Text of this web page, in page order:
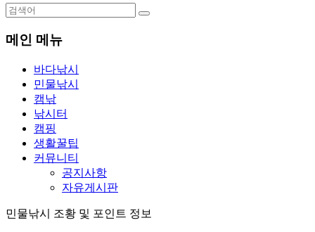
메인 메뉴
바다낚시
민물낚시
캠낚
낚시터
캠핑
생활꿀팁
커뮤니티
공지사항
자유게시판
민물낚시 조황 및 포인트 정보